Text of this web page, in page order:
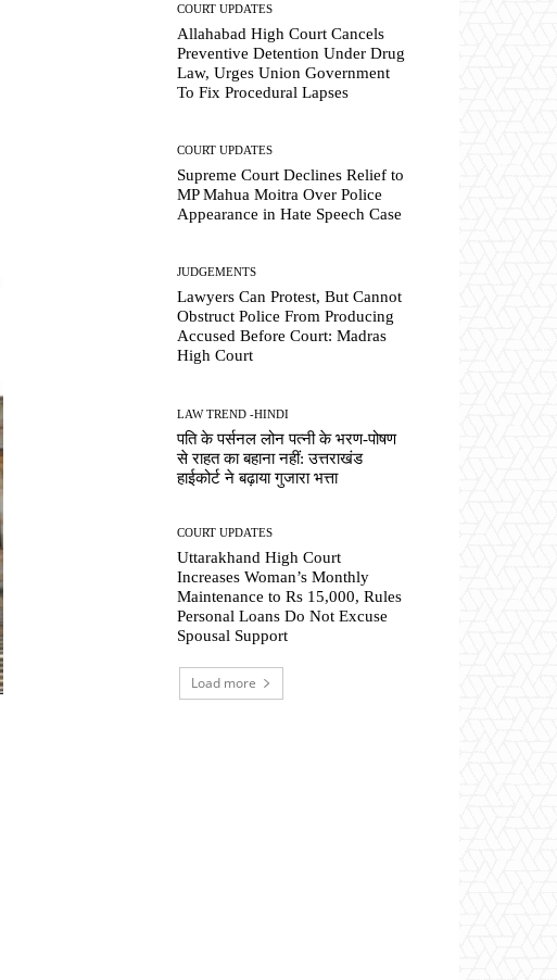
COURT UPDATES
Allahabad High Court Cancels
Preventive Detention Under Drug
Law, Urges Union Government
To Fix Procedural Lapses
COURT UPDATES
Supreme Court Declines Relief to
MP Mahua Moitra Over Police
Appearance in Hate Speech Case
JUDGEMENTS
Lawyers Can Protest, But Cannot
Obstruct Police From Producing
Accused Before Court: Madras
High Court
LAW TREND -HINDI
पति के पर्सनल लोन पत्नी के भरण-पोषण
से राहत का बहाना नहीं: उत्तराखंड
हाईकोर्ट ने बढ़ाया गुजारा भत्ता
COURT UPDATES
Uttarakhand High Court
Increases Woman’s Monthly
Maintenance to Rs 15,000, Rules
Personal Loans Do Not Excuse
Spousal Support
Load more